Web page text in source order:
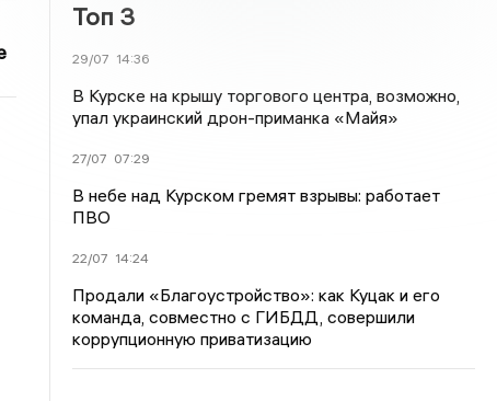
Топ 3
29/07 14:36
В Курске на крышу торгового центра, возможно,
упал украинский дрон-приманка «Майя»
27/07 07:29
В небе над Курском гремят взрывы: работает
ПВО
22/07 14:24
Продали «Благоустройство»: как Куцак и его
команда, совместно с ГИБДД, совершили
коррупционную приватизацию